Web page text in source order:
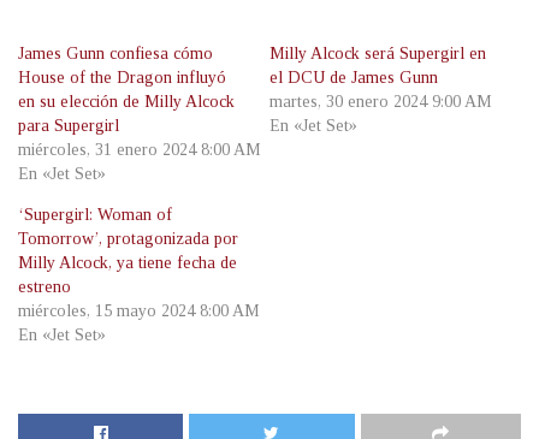
James Gunn confiesa cómo
House of the Dragon influyó
en su elección de Milly Alcock
para Supergirl
miércoles, 31 enero 2024 8:00 AM
En «Jet Set»
Milly Alcock será Supergirl en
el DCU de James Gunn
martes, 30 enero 2024 9:00 AM
En «Jet Set»
‘Supergirl: Woman of
Tomorrow’, protagonizada por
Milly Alcock, ya tiene fecha de
estreno
miércoles, 15 mayo 2024 8:00 AM
En «Jet Set»